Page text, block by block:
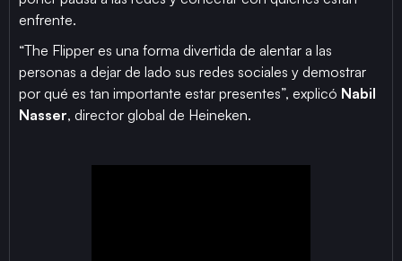
enfrente.
“The Flipper es una forma divertida de alentar a las
personas a dejar de lado sus redes sociales y demostrar
por qué es tan importante estar presentes”, explicó Nabil
Nasser, director global de Heineken.